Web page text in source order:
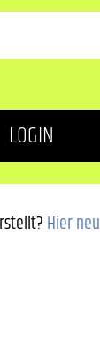
LOGIN
Hier